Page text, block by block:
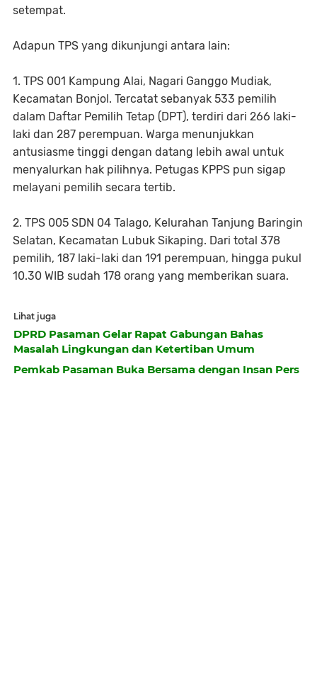
setempat.
Adapun TPS yang dikunjungi antara lain:
1. TPS 001 Kampung Alai, Nagari Ganggo Mudiak,
Kecamatan Bonjol. Tercatat sebanyak 533 pemilih
dalam Daftar Pemilih Tetap (DPT), terdiri dari 266 laki-
laki dan 287 perempuan. Warga menunjukkan
antusiasme tinggi dengan datang lebih awal untuk
menyalurkan hak pilihnya. Petugas KPPS pun sigap
melayani pemilih secara tertib.
2. TPS 005 SDN 04 Talago, Kelurahan Tanjung Baringin
Selatan, Kecamatan Lubuk Sikaping. Dari total 378
pemilih, 187 laki-laki dan 191 perempuan, hingga pukul
10.30 WIB sudah 178 orang yang memberikan suara.
Lihat juga
DPRD Pasaman Gelar Rapat Gabungan Bahas
Masalah Lingkungan dan Ketertiban Umum
Pemkab Pasaman Buka Bersama dengan Insan Pers